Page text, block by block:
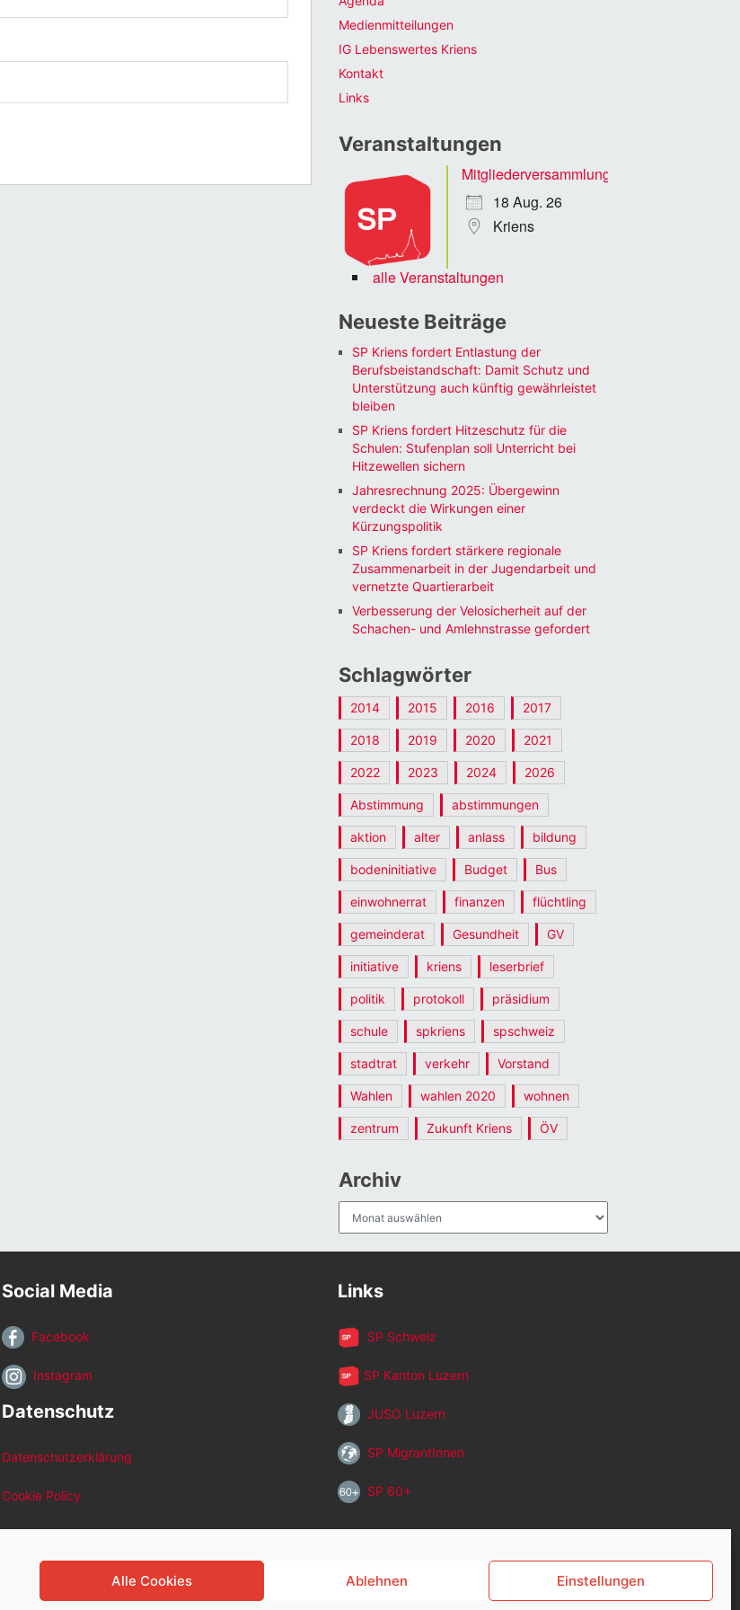
Alle Cookies Ablehnen Einstellungen
Medienmitteilungen
IG Lebenswertes Kriens
Kontakt
Links
Veranstaltungen
Mitgliederversammlung
18 Aug. 26
Kriens
alle Veranstaltungen
Neueste Beiträge
SP Kriens fordert Entlastung der
Berufsbeistandschaft: Damit Schutz und
Unterstützung auch künftig gewährleistet
bleiben
SP Kriens fordert Hitzeschutz für die
Schulen: Stufenplan soll Unterricht bei
Hitzewellen sichern
Jahresrechnung 2025: Übergewinn
verdeckt die Wirkungen einer
Kürzungspolitik
SP Kriens fordert stärkere regionale
Zusammenarbeit in der Jugendarbeit und
vernetzte Quartierarbeit
Verbesserung der Velosicherheit auf der
Schachen- und Amlehnstrasse gefordert
Schlagwörter
2014 2015 2016 2017
2018 2019 2020 2021
2022 2023 2024 2026
Abstimmung abstimmungen
aktion alter anlass bildung
bodeninitiative Budget Bus
einwohnerrat finanzen flüchtling
gemeinderat Gesundheit GV
initiative kriens leserbrief
politik protokoll präsidium
schule spkriens spschweiz
stadtrat verkehr Vorstand
Wahlen wahlen 2020 wohnen
zentrum Zukunft Kriens ÖV
Archiv
Social Media
Facebook
Instagram
Datenschutz
Datenschutzerklärung
Cookie Policy
Links
SP Schweiz
SP Kanton Luzern
JUSO Luzern
SP MigrantInnen
SP 60+